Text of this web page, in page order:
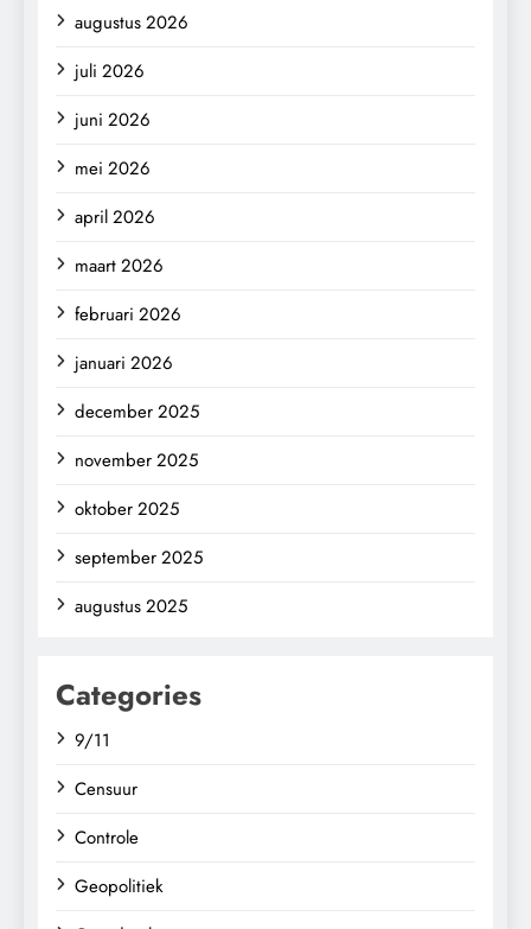
augustus 2026
juli 2026
juni 2026
mei 2026
april 2026
maart 2026
februari 2026
januari 2026
december 2025
november 2025
oktober 2025
september 2025
augustus 2025
Categories
9/11
Censuur
Controle
Geopolitiek